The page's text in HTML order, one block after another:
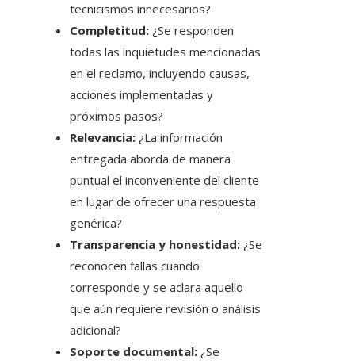
tecnicismos innecesarios?
Completitud: ¿Se responden
todas las inquietudes mencionadas
en el reclamo, incluyendo causas,
acciones implementadas y
próximos pasos?
Relevancia: ¿La información
entregada aborda de manera
puntual el inconveniente del cliente
en lugar de ofrecer una respuesta
genérica?
Transparencia y honestidad: ¿Se
reconocen fallas cuando
corresponde y se aclara aquello
que aún requiere revisión o análisis
adicional?
Soporte documental: ¿Se